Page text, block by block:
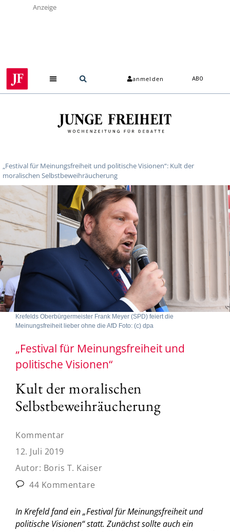
Anzeige
anmelden ABO
„Festival für Meinungsfreiheit und politische Visionen“: Kult der
moralischen Selbstbeweihräucherung
Krefelds Oberbürgermeister Frank Meyer (SPD) feiert die
Meinungsfreiheit lieber ohne die AfD Foto: (c) dpa
„Festival für Meinungsfreiheit und
politische Visionen“
Kult der moralischen
Selbstbeweihräucherung
Kommentar
12. Juli 2019
Autor: Boris T. Kaiser
44 Kommentare
In Krefeld fand ein „Festival für Meinungsfreiheit und
politische Visionen“ statt. Zunächst sollte auch ein